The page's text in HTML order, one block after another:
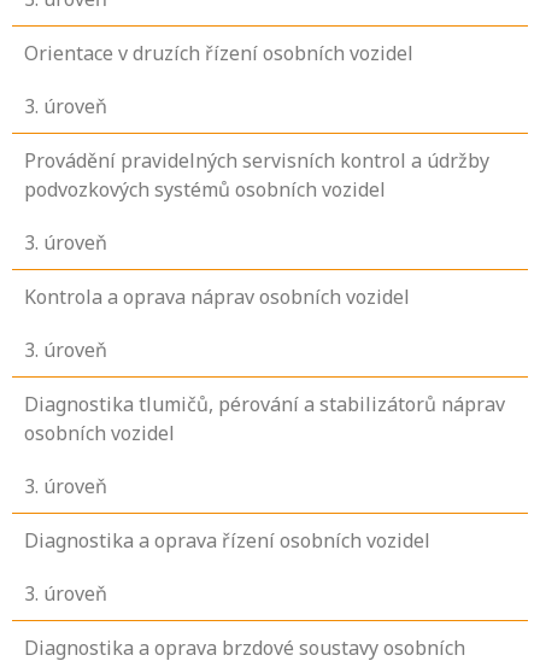
Orientace v druzích řízení osobních vozidel
3. úroveň
Provádění pravidelných servisních kontrol a údržby
podvozkových systémů osobních vozidel
3. úroveň
Kontrola a oprava náprav osobních vozidel
3. úroveň
Diagnostika tlumičů, pérování a stabilizátorů náprav
osobních vozidel
3. úroveň
Diagnostika a oprava řízení osobních vozidel
3. úroveň
Diagnostika a oprava brzdové soustavy osobních